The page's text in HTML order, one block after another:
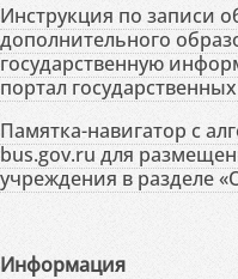
Инструкция по записи
дополнительного
государственную
портал
Памятка-навигатор с
bus.gov.ru для
учреждения в разделе
Информация